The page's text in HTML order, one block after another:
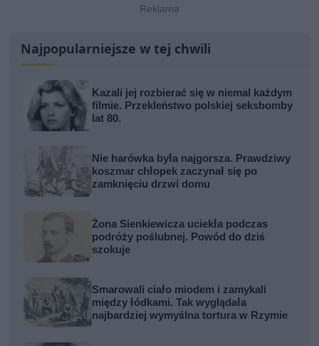
Najpopularniejsze w tej chwili
Kazali jej rozbierać się w niemal każdym
filmie. Przekleństwo polskiej seksbomby
lat 80.
Nie harówka była najgorsza. Prawdziwy
koszmar chłopek zaczynał się po
zamknięciu drzwi domu
Żona Sienkiewicza uciekła podczas
podróży poślubnej. Powód do dziś
szokuje
Smarowali ciało miodem i zamykali
między łódkami. Tak wyglądała
najbardziej wymyślna tortura w Rzymie